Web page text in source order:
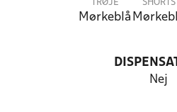
TRØJE
Mørkeblå
SHORTS
Nej